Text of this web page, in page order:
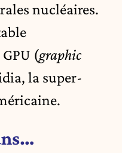
nucléaires.
(graphic
la super-